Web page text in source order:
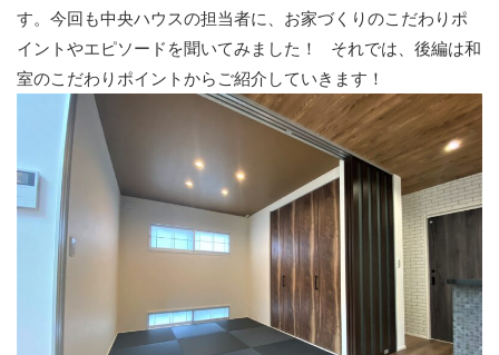
す。今回も中央ハウスの担当者に、お家づくりのこだわりポ
イントやエピソードを聞いてみました！ それでは、後編は和
室のこだわりポイントからご紹介していきます！